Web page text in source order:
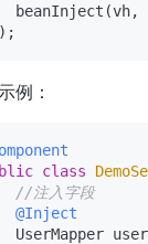
beanInject(vh,
例：
class
//注入字段
@Inject
UserMapper